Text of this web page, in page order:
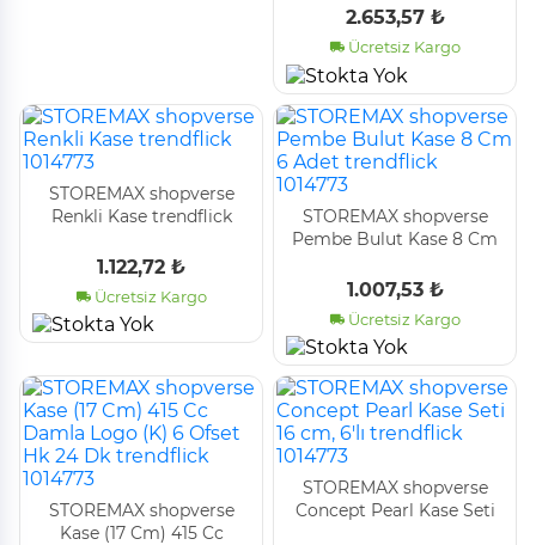
ml hacim – kapaklı –
kırılmaz malzeme – sızdır
2.653,57 ₺
Ücretsiz Kargo
STOREMAX shopverse
Renkli Kase trendflick
1.122,72 ₺
Ücretsiz Kargo
STOREMAX shopverse
Pembe Bulut Kase 8 Cm
1.007,53 ₺
Ücretsiz Kargo
STOREMAX shopverse
Kase (17 Cm) 415 Cc
STOREMAX shopverse
Concept Pearl Kase Seti